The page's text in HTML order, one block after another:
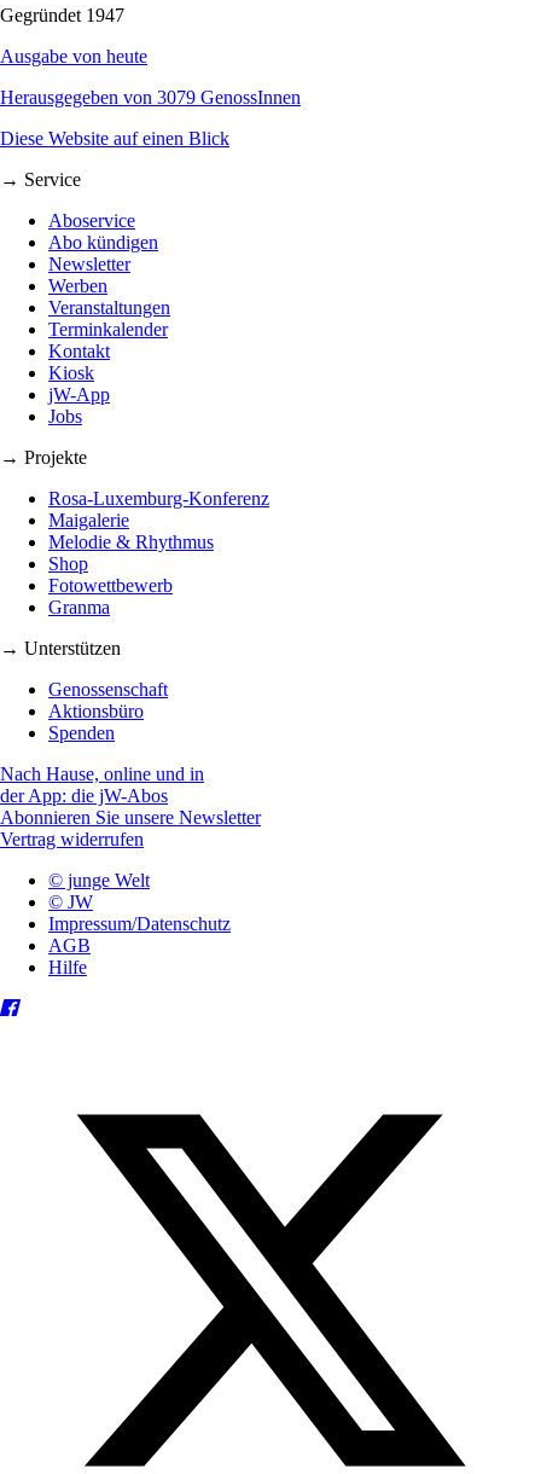
Gegründet 1947
Ausgabe von heute
Herausgegeben von 3079 GenossInnen
Diese Website auf einen Blick
→ Service
Aboservice
Abo kündigen
Newsletter
Werben
Veranstaltungen
Terminkalender
Kontakt
Kiosk
jW-App
Jobs
→ Projekte
Rosa-Luxemburg-Konferenz
Maigalerie
Melodie & Rhythmus
Shop
Fotowettbewerb
Granma
→ Unterstützen
Genossenschaft
Aktionsbüro
Spenden
Nach Hause, online und in
der App: die jW-Abos
Abonnieren Sie unsere Newsletter
Vertrag widerrufen
© junge Welt
© JW
Impressum/Datenschutz
AGB
Hilfe